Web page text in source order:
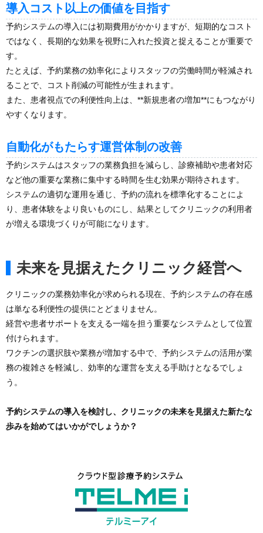
導入コスト以上の価値を目指す
予約システムの導入には初期費用がかかりますが、短期的なコスト
ではなく、長期的な効果を視野に入れた投資と捉えることが重要で
す。
たとえば、予約業務の効率化によりスタッフの労働時間が軽減され
ることで、コスト削減の可能性が生まれます。
また、患者視点での利便性向上は、**新規患者の増加**にもつながり
やすくなります。
自動化がもたらす運営体制の改善
予約システムはスタッフの業務負担を減らし、診療補助や患者対応
など他の重要な業務に集中する時間を生む効果が期待されます。
システムの適切な運用を通じ、予約の流れを標準化することによ
り、患者体験をより良いものにし、結果としてクリニックの利用者
が増える環境づくりが可能になります。
未来を見据えたクリニック経営へ
クリニックの業務効率化が求められる現在、予約システムの存在感
は単なる利便性の提供にとどまりません。
経営や患者サポートを支える一端を担う重要なシステムとして位置
付けられます。
ワクチンの選択肢や業務が増加する中で、予約システムの活用が業
務の複雑さを軽減し、効率的な運営を支える手助けとなるでしょ
う。
予約システムの導入を検討し、クリニックの未来を見据えた新たな
歩みを始めてはいかがでしょうか？